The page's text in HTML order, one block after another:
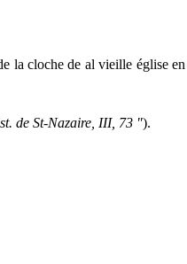
la cloche de al vieille église en
de St-Nazaire, III, 73 ").